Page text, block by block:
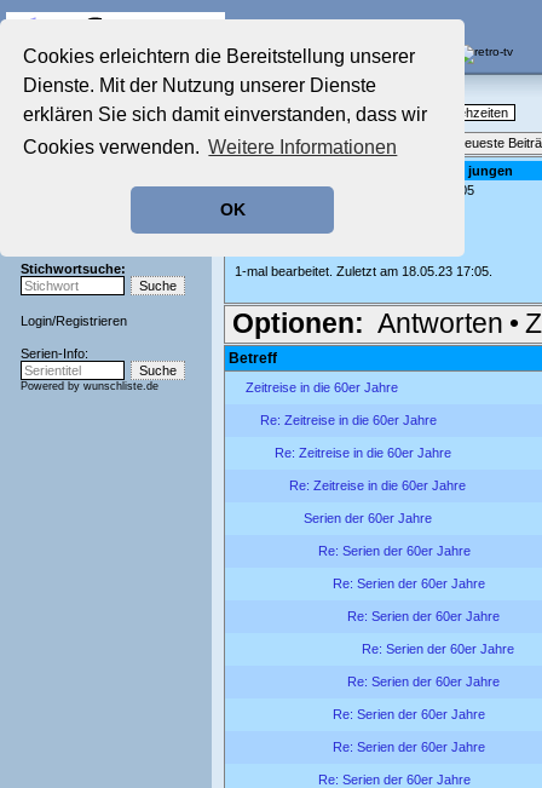
Cookies erleichtern die Bereitstellung unserer
Dienste. Mit der Nutzung unserer Dienste
erklären Sie sich damit einverstanden, dass wir
Cookies verwenden. Weitere Informationen
OK
Startseite
Aktuelles Forum
Film-Forum
Zeichentrick-Forum
Stichwortsuche:
Login/Registrieren
Serien-Info:
Powered by wunschliste.de
Nostalgieecke
TV-Erinnerungen an gute, alte Fernsehzeiten
Themenübersicht • Neues Thema
Neueste
Re: Flicka: Ken- die abenteuer eines jungen
geschrieben von:
, 18.05.23 17:05
doppelter Post
1-mal bearbeitet. Zuletzt am 18.05.23 17:05.
Optionen: Antworten •
Betreff
Zeitreise in die 60er Jahre
Re: Zeitreise in die 60er Jahre
Re: Zeitreise in die 60er Jahre
Re: Zeitreise in die 60er Jahre
Serien der 60er Jahre
Re: Serien der 60er Jahre
Re: Serien der 60er Jahre
Re: Serien der 60er Jahre
Re: Serien der 60er Jahre
Re: Serien der 60er Jahre
Re: Serien der 60er Jahre
Re: Serien der 60er Jahre
Re: Serien der 60er Jahre